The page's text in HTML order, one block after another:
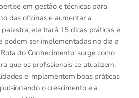
em gestão e técnicas para
das oficinas e aumentar a
ele trará 15 dicas práticas e
podem ser implementadas no dia a
do Conhecimento' surge como
que os profissionais se atualizem,
e implementem boas práticas
o crescimento e a